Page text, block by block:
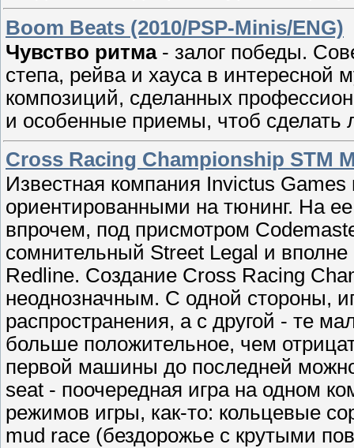
Boom Beats (2010/PSP-Minis/ENG)
Чувство ритма- залог победы.
степа, рейва и хауса в интересной
композиций, сделанных
и особенные приемы, чтоб сделать
Cross Racing Championship STM
Известная компания Invictus
ориентированными на тюнинг. На
впрочем, под присмотром
сомнительный Street Legal и
Redline. Создание Cross Racing
неоднозначным. С одной стороны,
распространения, а с другой - те
больше положительное, чем
первой машины до последней
seat - поочередная игра на одном
режимов игры, как-то: кольцевые
mud race (бездорожье с крутыми